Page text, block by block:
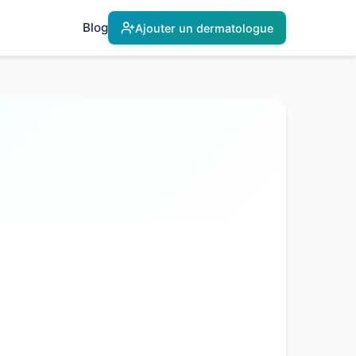
Blog Ajouter un dermatologue